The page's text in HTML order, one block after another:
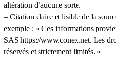
altération d’aucune sorte.
– Citation claire et lisible de la
exemple : « Ces informations
SAS https://www.conex.net. Les
réservés et strictement limités. »